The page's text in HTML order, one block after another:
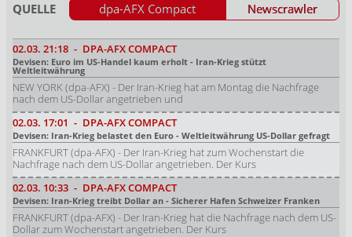
QUELLE dpa-AFX Compact Newscrawler
02.03. 21:18 - DPA-AFX COMPACT
Devisen: Euro im US-Handel kaum erholt - Iran-Krieg stützt
Weltleitwährung
NEW YORK (dpa-AFX) - Der Iran-Krieg hat am Montag die Nachfrage
nach dem US-Dollar angetrieben und
02.03. 17:01 - DPA-AFX COMPACT
Devisen: Iran-Krieg belastet den Euro - Weltleitwährung US-Dollar gefragt
FRANKFURT (dpa-AFX) - Der Iran-Krieg hat zum Wochenstart die
Nachfrage nach dem US-Dollar angetrieben. Der Kurs
02.03. 10:33 - DPA-AFX COMPACT
Devisen: Iran-Krieg treibt Dollar an - Sicherer Hafen Schweizer Franken
FRANKFURT (dpa-AFX) - Der Iran-Krieg hat die Nachfrage nach dem US-
Dollar zum Wochenstart angetrieben. Der Kurs